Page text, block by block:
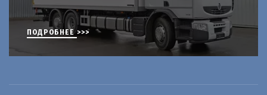
ПОДРОБНЕЕ >>>